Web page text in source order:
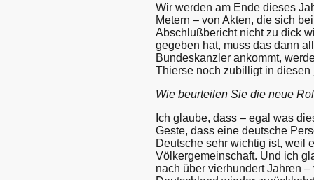
Wir werden am Ende dieses
Metern – von Akten, die sich
Abschlußbericht nicht zu dick
gegeben hat, muss das dann
Bundeskanzler ankommt,
Thierse noch zubilligt in
Wie beurteilen Sie die neue
Ich glaube, dass – egal was
Geste, dass eine deutsche
Deutsche sehr wichtig ist, weil
Völkergemeinschaft. Und ich
nach über vierhundert Jahren